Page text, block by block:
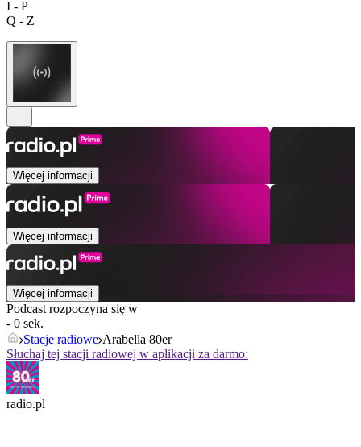
I - P
Q - Z
Więcej informacji
Więcej informacji
Więcej informacji
Podcast rozpoczyna się w
- 0 sek.
Stacje radiowe Arabella 80er
Słuchaj tej stacji radiowej w aplikacji za darmo:
radio.pl